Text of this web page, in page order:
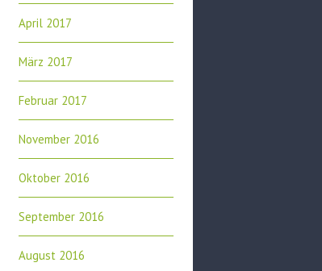
April 2017
März 2017
Februar 2017
November 2016
Oktober 2016
September 2016
August 2016